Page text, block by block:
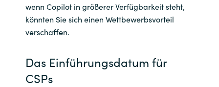
Sweden
Ukraine
wenn Copilot in größerer Verfügbarkeit steht,
könnten Sie sich einen Wettbewerbsvorteil
verschaffen.
Das Einführungsdatum für
CSPs